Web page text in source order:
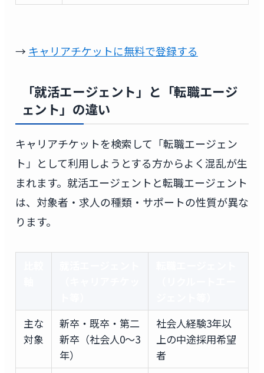
→ キャリアチケットに無料で登録する
「就活エージェント」と「転職エージ
ェント」の違い
キャリアチケットを検索して「転職エージェン
ト」として利用しようとする方からよく混乱が生
まれます。就活エージェントと転職エージェント
は、対象者・求人の種類・サポートの性質が異な
ります。
主な
対象
新卒・既卒・第二
新卒（社会人0〜3
年）
社会人経験3年以
上の中途採用希望
者